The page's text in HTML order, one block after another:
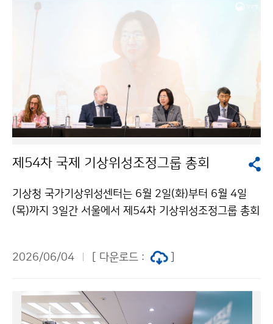
에서 긴밀하게 협력하고 있다.
제54차 국제 기상위성조정그룹 총회
기상청 국가기상위성센터는 6월 2일(화)부터 6월 4일
(목)까지 3일간 서울에서 제54차 기상위성조정그룹 총회
상위성 시스템 구축 현황과 향후 계획, 온실가스 감시 체
협력, 우주 환경 변화를 감시하는 우주기상 대응, 주파수
간섭 문제 해결을 통한 위성 시스템 운영 안정성 확보 등
2026/06/04 [ 다운로드 :